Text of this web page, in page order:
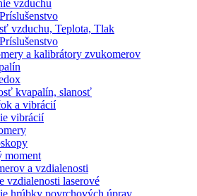
vzduchu
Príslušenstvo
vzduchu, Teplota, Tlak
Príslušenstvo
a kalibrátory zvukomerov
kvapalín, slanosť
a vibrácií
vibrácií
moment
a vzdialenosti
vzdialenosti laserové
hrúbky povrchových úprav